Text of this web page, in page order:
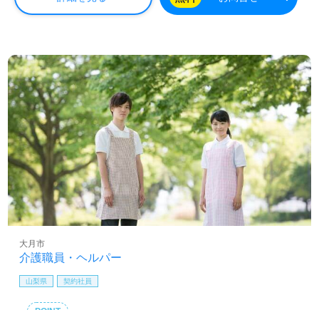
介護職員・ヘルパー
大月市
山梨県 契約社員